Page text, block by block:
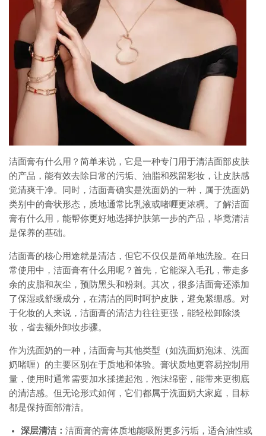
洁面膏有什么用？简单来说，它是一种专门用于清洁面部皮肤
的产品，能有效去除日常的污垢、油脂和残留彩妆，让皮肤感
觉清爽干净。同时，洁面膏确实是洗面奶的一种，属于洗面奶
类别中的膏状形态，质地通常比乳液或啫喱更浓稠。了解洁面
膏有什么用，能帮你更好地选择护肤第一步的产品，毕竟清洁
是保养的基础。
洁面膏的核心用途就是清洁，但它不仅仅是简单地洗脸。在日
常使用中，洁面膏有什么用呢？首先，它能深入毛孔，带走多
余的皮脂和灰尘，预防黑头和粉刺。其次，很多洁面膏还添加
了保湿或舒缓成分，在清洁的同时呵护皮肤，避免紧绷感。对
于化妆的人来说，洁面膏的清洁力往往更强，能轻松卸除淡
妆，省去额外卸妆步骤。
作为洗面奶的一种，洁面膏与其他类型（如洗面奶泡沫、洗面
奶啫喱）的主要区别在于质地和体验。膏状质地更容易控制用
量，使用时通常需要加水揉搓起泡，泡沫绵密，能带来更彻底
的清洁感。但无论形式如何，它们都属于洗面奶大家庭，目标
都是保持面部清洁。
深层清洁： 洁面膏的膏体质地能吸附更多污垢，适合油性或